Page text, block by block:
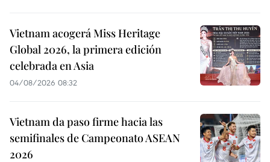
Vietnam acogerá Miss Heritage
Global 2026, la primera edición
celebrada en Asia
04/08/2026 08:32
Vietnam da paso firme hacia las
semifinales de Campeonato ASEAN
2026